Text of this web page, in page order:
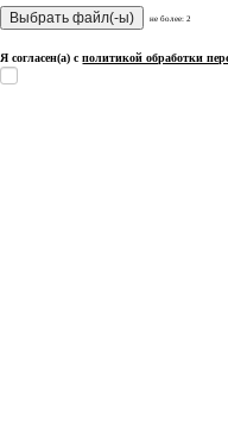
не более: 2
Я согласен(а) сполитикой обработки